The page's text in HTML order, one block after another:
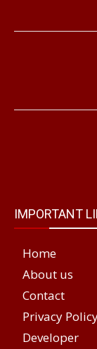
IMPORTANT
Home
About us
Contact
Privacy
Developer